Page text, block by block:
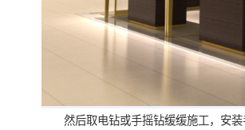
然后取电钻或手摇钻缓缓施工，安装